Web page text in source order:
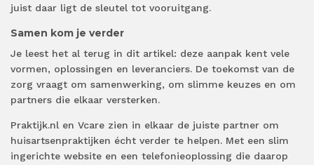
juist daar ligt de sleutel tot vooruitgang.
Samen kom je verder
Je leest het al terug in dit artikel: deze aanpak kent vele
vormen, oplossingen en leveranciers. De toekomst van de
zorg vraagt om samenwerking, om slimme keuzes en om
partners die elkaar versterken.
Praktijk.nl en Vcare zien in elkaar de juiste partner om
huisartsenpraktijken écht verder te helpen. Met een slim
ingerichte website en een telefonieoplossing die daarop